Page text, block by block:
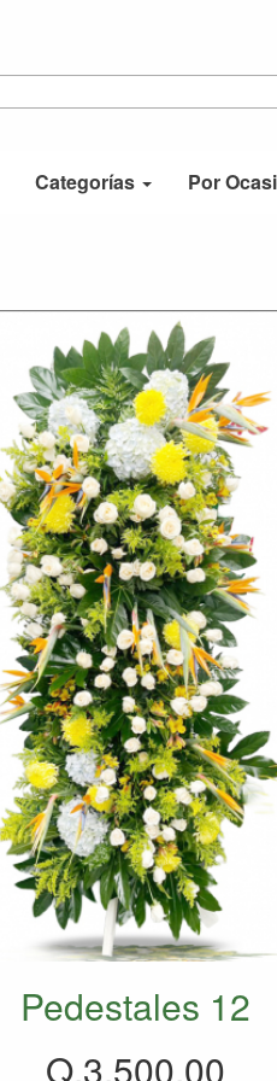
Categorías Por
Pedestales 12
Q.3,500.00